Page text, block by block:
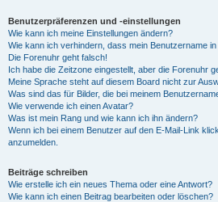
Benutzerpräferenzen und -einstellungen
Wie kann ich meine Einstellungen ändern?
Wie kann ich verhindern, dass mein Benutzername
Die Forenuhr geht falsch!
Ich habe die Zeitzone eingestellt, aber die Forenuhr
Meine Sprache steht auf diesem Board nicht zur
Was sind das für Bilder, die bei meinem
Wie verwende ich einen Avatar?
Was ist mein Rang und wie kann ich ihn ändern?
Wenn ich bei einem Benutzer auf den E-Mail-Link
anzumelden.
Beiträge schreiben
Wie erstelle ich ein neues Thema oder eine Antwort?
Wie kann ich einen Beitrag bearbeiten oder löschen?